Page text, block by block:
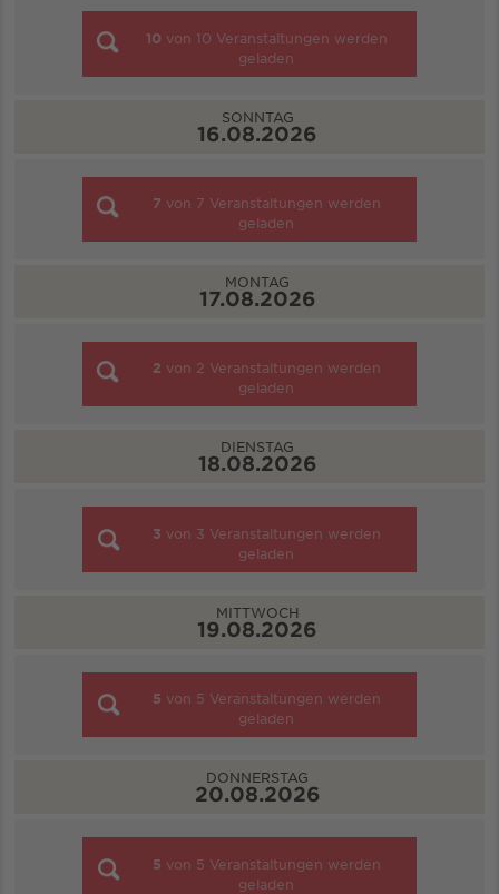
10 von 10 Veranstaltungen werden
geladen
SONNTAG
16.08.2026
7 von 7 Veranstaltungen werden
geladen
MONTAG
17.08.2026
2 von 2 Veranstaltungen werden
geladen
DIENSTAG
18.08.2026
3 von 3 Veranstaltungen werden
geladen
MITTWOCH
19.08.2026
5 von 5 Veranstaltungen werden
geladen
DONNERSTAG
20.08.2026
5 von 5 Veranstaltungen werden
geladen